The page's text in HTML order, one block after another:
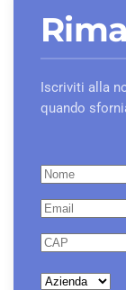
Iscriviti alla
quando